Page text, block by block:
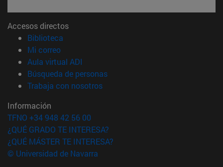
Accesos directos
Biblioteca
Mi correo(abre en nueva ventana)
Aula virtual ADI
Búsqueda de personas(abre en nueva ventana)
Trabaja con nosotros(abre en nueva ventana)
Información
TFNO +34 948 42 56 00
¿QUÉ GRADO TE INTERESA?
¿QUÉ MÁSTER TE INTERESA?
© Universidad de Navarra